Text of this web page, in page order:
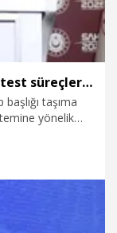
MSB: YILDIRIMHAN'ın laboratuvar test süreçleri başarıyla tamamlandı
taşıma
yönelik